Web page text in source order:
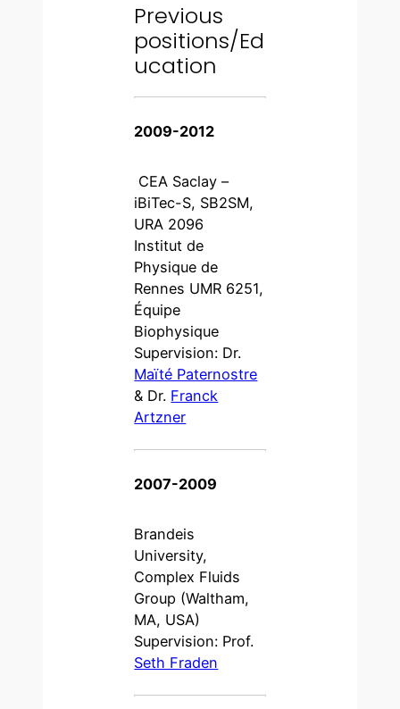
Previous
positions/Ed
ucation
2009-2012
CEA Saclay –
iBiTec-S, SB2SM,
URA 2096
Institut de
Physique de
Rennes UMR 6251,
Équipe
Biophysique
Supervision: Dr.
Maïté Paternostre
& Dr. Franck
Artzner
2007-2009
Brandeis
University,
Complex Fluids
Group (Waltham,
MA, USA)
Supervision: Prof.
Seth Fraden